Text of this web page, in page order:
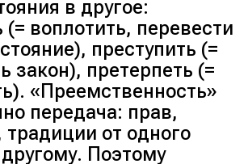
в другое:
(= воплотить, перевести
преступить (=
закон), претерпеть (=
«Преемственность»
передача: прав,
от одного
Поэтому